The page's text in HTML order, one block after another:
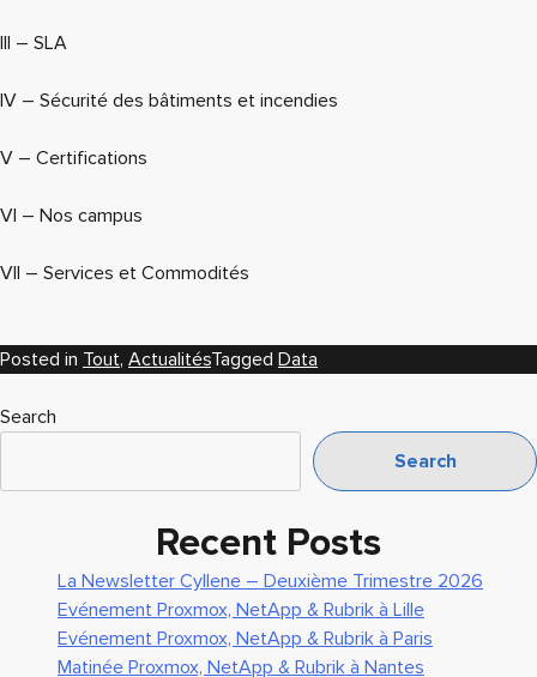
III – SLA
IV – Sécurité des bâtiments et incendies
V – Certifications
VI – Nos campus
VII – Services et Commodités
Posted in Tout, ActualitésTagged Data
Search
Search
Recent Posts
La Newsletter Cyllene – Deuxième Trimestre 2026
Evénement Proxmox, NetApp & Rubrik à Lille
Evénement Proxmox, NetApp & Rubrik à Paris
Matinée Proxmox, NetApp & Rubrik à Nantes